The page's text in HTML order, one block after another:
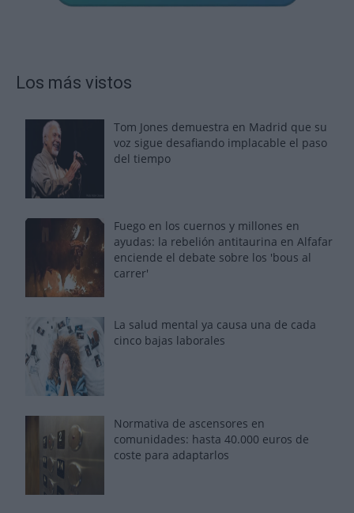
Los más vistos
Tom Jones demuestra en Madrid que su
voz sigue desafiando implacable el paso
del tiempo
Fuego en los cuernos y millones en
ayudas: la rebelión antitaurina en Alfafar
enciende el debate sobre los 'bous al
carrer'
La salud mental ya causa una de cada
cinco bajas laborales
Normativa de ascensores en
comunidades: hasta 40.000 euros de
coste para adaptarlos